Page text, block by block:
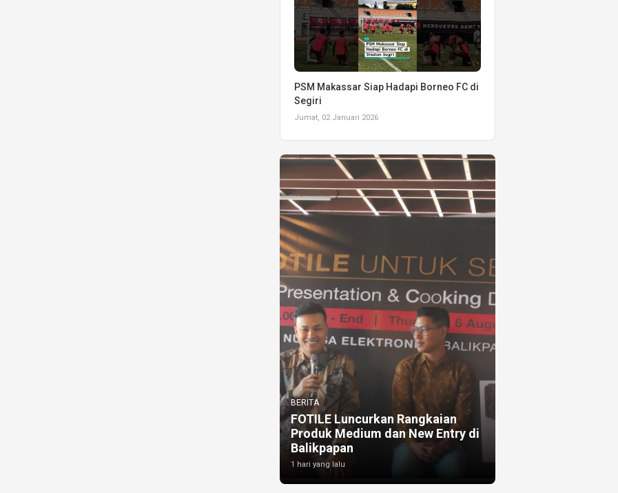
PSM Makassar Siap Hadapi Borneo FC di
Segiri
Jumat, 02 Januari 2026
BERITA
FOTILE Luncurkan Rangkaian
Produk Medium dan New Entry di
Balikpapan
1 hari yang lalu